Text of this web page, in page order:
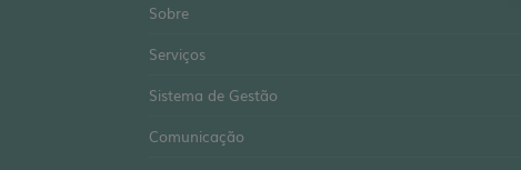
Sobre
Serviços
Sistema de Gestão
Comunicação